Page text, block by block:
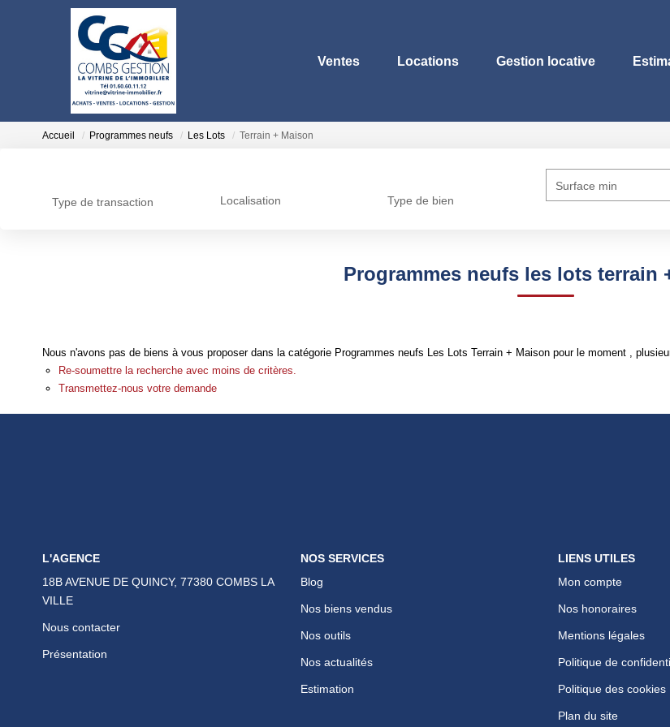
Ventes Locations Gestion locative
Accueil Programmes neufs Les Lots Terrain + Maison
Type de transaction Localisation Type de bien
Surface min
Programmes neufs les lots terrain
Nous n'avons pas de biens à vous proposer dans la catégorie Programmes neufs Les Lots Terrain + Maison pour le moment ,
Re-soumettre la recherche avec moins de critères.
Transmettez-nous votre demande
L'AGENCE
18B AVENUE DE QUINCY, 77380 COMBS LA
VILLE
Nous contacter
Présentation
NOS SERVICES
Blog
Nos biens vendus
Nos outils
Nos actualités
Estimation
LIENS UTILES
Mon compte
Nos honoraires
Mentions légales
Politique de
Politique des cookies
Plan du site